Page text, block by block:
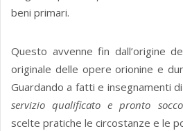
beni primari.
Questo avvenne fin dall’origine
originale delle opere orionine e
Guardando a fatti e insegnamenti
servizio qualificatoe pronto
scelte pratiche le circostanze e le